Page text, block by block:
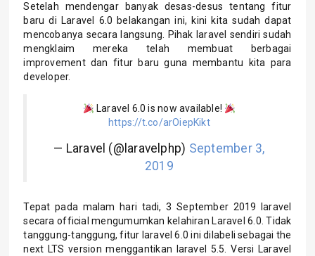
Setelah mendengar banyak desas-desus tentang fitur
baru di Laravel 6.0 belakangan ini, kini kita sudah dapat
mencobanya secara langsung. Pihak laravel sendiri sudah
mengklaim mereka telah membuat berbagai
improvement dan fitur baru guna membantu kita para
developer.
Laravel 6.0 is now available!
https://t.co/arOiepKikt
— Laravel (@laravelphp) September 3,
2019
Tepat pada malam hari tadi, 3 September 2019 laravel
secara official mengumumkan kelahiran Laravel 6.0. Tidak
tanggung-tanggung, fitur laravel 6.0 ini dilabeli sebagai the
next LTS version menggantikan laravel 5.5. Versi Laravel